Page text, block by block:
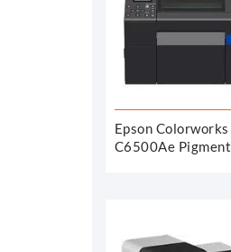
Epson Colorworks
C6500Ae Pigment